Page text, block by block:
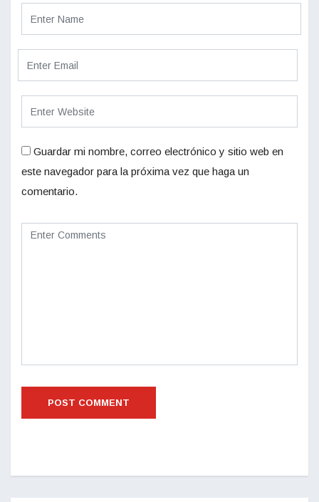
Guardar mi nombre, correo electrónico y sitio web en
este navegador para la próxima vez que haga un
comentario.